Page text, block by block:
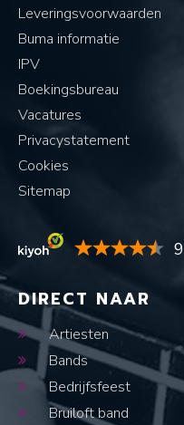
Leveringsvoorwaarden
Buma informatie
IPV
Boekingsbureau
Vacatures
Privacystatement
Cookies
Sitemap
9
DIRECT NAAR
Artiesten
Bands
Bedrijfsfeest
Bruiloft band